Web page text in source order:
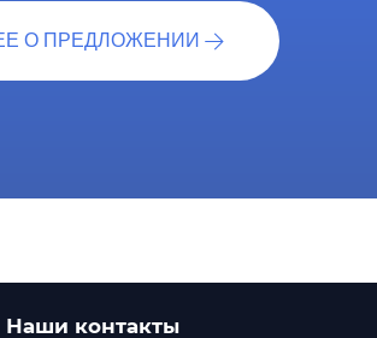
О ПРЕДЛОЖЕНИИ
Наши контакты